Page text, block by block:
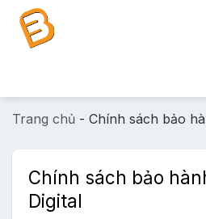
Chuyển
đến
Trang chủ - Chính sách bảo
Chính sách bảo
Digital